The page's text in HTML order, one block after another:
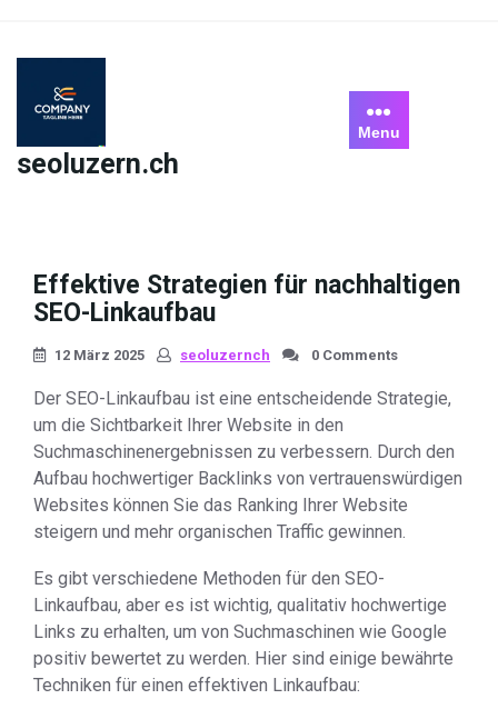
content
seoluzern.ch
Menu
Effektive Strategien für nachhaltigen
SEO-Linkaufbau
12 März 2025 seoluzernch 0 Comments
Der SEO-Linkaufbau ist eine entscheidende Strategie,
um die Sichtbarkeit Ihrer Website in den
Suchmaschinenergebnissen zu verbessern. Durch den
Aufbau hochwertiger Backlinks von vertrauenswürdigen
Websites können Sie das Ranking Ihrer Website
steigern und mehr organischen Traffic gewinnen.
Es gibt verschiedene Methoden für den SEO-
Linkaufbau, aber es ist wichtig, qualitativ hochwertige
Links zu erhalten, um von Suchmaschinen wie Google
positiv bewertet zu werden. Hier sind einige bewährte
Techniken für einen effektiven Linkaufbau: